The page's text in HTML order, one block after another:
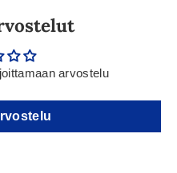
arvostelu